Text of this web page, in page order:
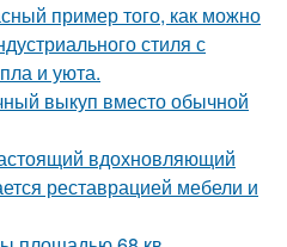
пример того, как можно
стиля с
и уюта.
выкуп вместо обычной
вдохновляющий
реставрацией мебели и